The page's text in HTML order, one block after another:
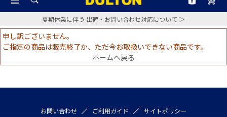
夏期休業に伴う 出荷・お問い合わせ対応について ＞
申し訳ございません。
ご指定の商品は販売終了か、ただ今お取扱いできない商品です。
ホームへ戻る
お問い合わせ ご利用ガイド
サイトポリシー